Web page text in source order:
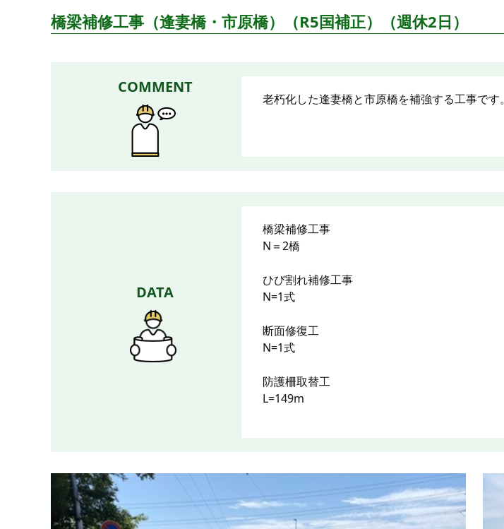
橋梁補修工事（逢妻橋・市原橋）（R5国補正）（週休2日）
COMMENT
老朽化した逢妻橋と市原橋を補強する工事です。
DATA
橋梁補修工事
N＝2橋
ひび割れ補修工事
N=1式
断面修復工
N=1式
防護柵取替工
L=149m